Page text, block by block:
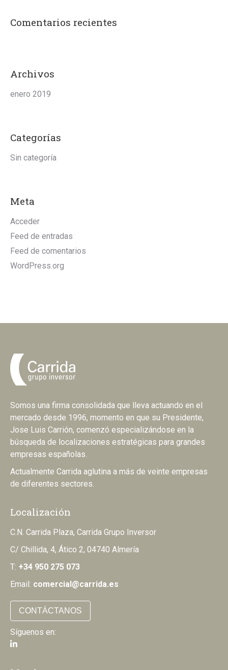
Comentarios recientes
Archivos
enero 2019
Categorías
Sin categoría
Meta
Acceder
Feed de entradas
Feed de comentarios
WordPress.org
Somos una firma consolidada que lleva actuando en el
mercado desde 1996, momento en que su Presidente,
Jose Luis Carrión, comenzó especializándose en la
búsqueda de localizaciones estratégicas para grandes
empresas españolas.
Actualmente Carrida aglutina a más de veinte empresas
de diferentes sectores.
Localización
C.N. Carrida Plaza, Carrida Grupo Inversor
C/ Chillida, 4, Ático 2, 04740 Almería
T: +34 950 275 073
Email: comercial@carrida.es
CONTÁCTANOS
Síguenos en: